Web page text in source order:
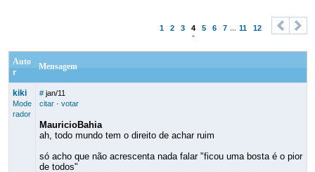
1 2 3 4 5 6 7 ... 11 12
>
Auto
r
Mensagem
kiki
Mode
rador
# jan/11
citar· votar
MauricioBahia
ah, todo mundo tem o direito de achar ruim
só acho que não acrescenta nada falar "ficou uma bosta é o pior
de todos"